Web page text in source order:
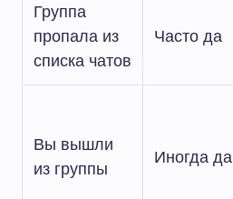
Группа
пропала из
списка чатов
Часто да
Вы вышли
из группы
Иногда да